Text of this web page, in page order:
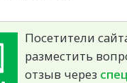
Посетители
разместить
отзыв через